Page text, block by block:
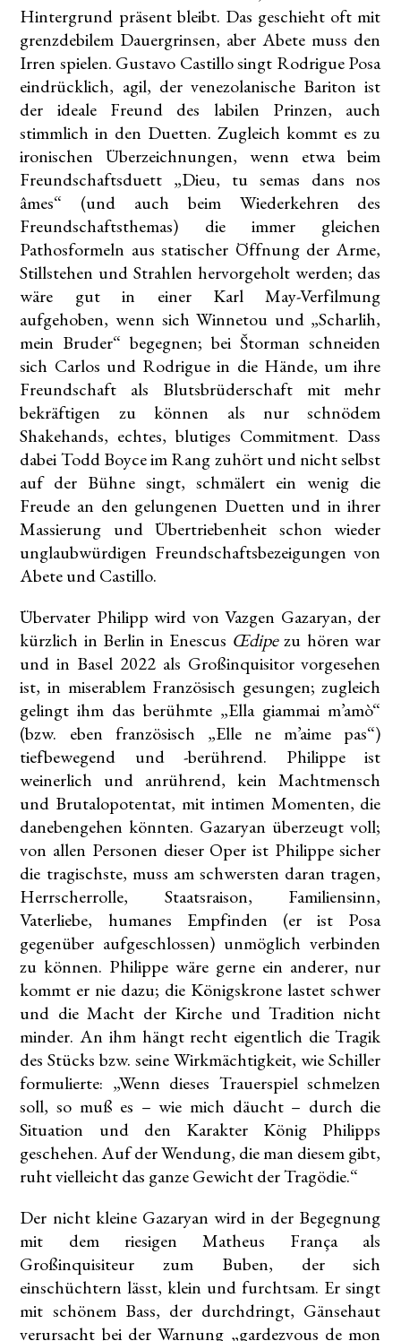
Hintergrund präsent bleibt. Das geschieht oft mit
grenzdebilem Dauergrinsen, aber Abete muss den
Irren spielen. Gustavo Castillo singt Rodrigue Posa
eindrücklich, agil, der venezolanische Bariton ist
der ideale Freund des labilen Prinzen, auch
stimmlich in den Duetten. Zugleich kommt es zu
ironischen Überzeichnungen, wenn etwa beim
Freundschaftsduett „Dieu, tu semas dans nos
âmes“ (und auch beim Wiederkehren des
Freundschaftsthemas) die immer gleichen
Pathosformeln aus statischer Öffnung der Arme,
Stillstehen und Strahlen hervorgeholt werden; das
wäre gut in einer Karl May-Verfilmung
aufgehoben, wenn sich Winnetou und „Scharlih,
mein Bruder“ begegnen; bei Štorman schneiden
sich Carlos und Rodrigue in die Hände, um ihre
Freundschaft als Blutsbrüderschaft mit mehr
bekräftigen zu können als nur schnödem
Shakehands, echtes, blutiges Commitment. Dass
dabei Todd Boyce im Rang zuhört und nicht selbst
auf der Bühne singt, schmälert ein wenig die
Freude an den gelungenen Duetten und in ihrer
Massierung und Übertriebenheit schon wieder
unglaubwürdigen Freundschaftsbezeigungen von
Abete und Castillo.
Übervater Philipp wird von Vazgen Gazaryan, der
kürzlich in Berlin in Enescus Œdipezu hören war
und in Basel 2022 als Großinquisitor vorgesehen
ist, in miserablem Französisch gesungen; zugleich
gelingt ihm das berühmte „Ella giammai m’amò“
(bzw. eben französisch „Elle ne m’aime pas“)
tiefbewegend und -berührend. Philippe ist
weinerlich und anrührend, kein Machtmensch
und Brutalopotentat, mit intimen Momenten, die
danebengehen könnten. Gazaryan überzeugt voll;
von allen Personen dieser Oper ist Philippe sicher
die tragischste, muss am schwersten daran tragen,
Herrscherrolle, Staatsraison, Familiensinn,
Vaterliebe, humanes Empfinden (er ist Posa
gegenüber aufgeschlossen) unmöglich verbinden
zu können. Philippe wäre gerne ein anderer, nur
kommt er nie dazu; die Königskrone lastet schwer
und die Macht der Kirche und Tradition nicht
minder. An ihm hängt recht eigentlich die Tragik
des Stücks bzw. seine Wirkmächtigkeit, wie Schiller
formulierte: „Wenn dieses Trauerspiel schmelzen
soll, so muß es – wie mich däucht – durch die
Situation und den Karakter König Philipps
geschehen. Auf der Wendung, die man diesem gibt,
ruht vielleicht das ganze Gewicht der Tragödie.“
Der nicht kleine Gazaryan wird in der Begegnung
mit dem riesigen Matheus França als
Großinquisiteur zum Buben, der sich
einschüchtern lässt, klein und furchtsam. Er singt
mit schönem Bass, der durchdringt, Gänsehaut
verursacht bei der Warnung „gardez­vous de mon